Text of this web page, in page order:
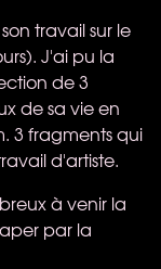
travail sur le
J'ai pu la
de 3
de sa vie en
3 fragments qui
d'artiste.
à venir la
par la